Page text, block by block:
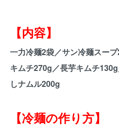
【内容】
一力冷麺2袋／サン冷麺スー
キムチ270g／長芋キムチ
しナムル200g
【冷麺の作り方】